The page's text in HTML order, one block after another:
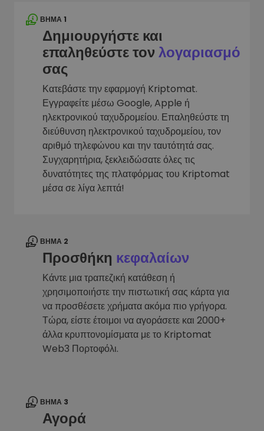
ΒΉΜΑ 1
Δημιουργήστε και
επαληθεύστε τονλογαριασμό
σας
Κατεβάστε την εφαρμογή Kriptomat.
Εγγραφείτε μέσω Google, Apple ή
ηλεκτρονικού ταχυδρομείου. Επαληθεύστε τη
διεύθυνση ηλεκτρονικού ταχυδρομείου, τον
αριθμό τηλεφώνου και την ταυτότητά σας.
Συγχαρητήρια, ξεκλειδώσατε όλες τις
δυνατότητες της πλατφόρμας του Kriptomat
μέσα σε λίγα λεπτά!
ΒΉΜΑ 2
Προσθήκη κεφαλαίων
Κάντε μια τραπεζική κατάθεση ή
χρησιμοποιήστε την πιστωτική σας κάρτα για
να προσθέσετε χρήματα ακόμα πιο γρήγορα.
Τώρα, είστε έτοιμοι να αγοράσετε και 2000+
άλλα κρυπτονομίσματα με το Kriptomat
Web3 Πορτοφόλι.
ΒΉΜΑ 3
Αγορά